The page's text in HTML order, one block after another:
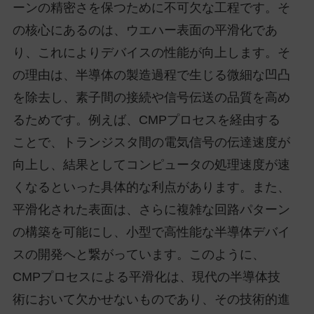
ーンの精密さを保つために不可欠な工程です。そ
の核心にあるのは、ウエハー表面の平滑化であ
り、これによりデバイスの性能が向上します。そ
の理由は、半導体の製造過程で生じる微細な凹凸
を除去し、素子間の接続や信号伝送の品質を高め
るためです。例えば、CMPプロセスを経由する
ことで、トランジスタ間の電気信号の伝達速度が
向上し、結果としてコンピュータの処理速度が速
くなるといった具体的な利点があります。また、
平滑化された表面は、さらに複雑な回路パターン
の構築を可能にし、小型で高性能な半導体デバイ
スの開発へと繋がっています。このように、
CMPプロセスによる平滑化は、現代の半導体技
術において欠かせないものであり、その技術的進